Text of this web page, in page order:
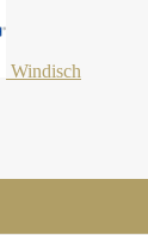
Windisch